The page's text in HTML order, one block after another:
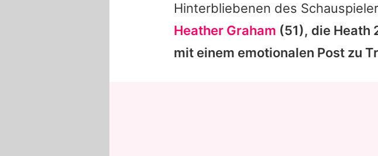
Hinterbliebenen des
Heather Graham (51), die Heath
mit einem emotionalen Post zu